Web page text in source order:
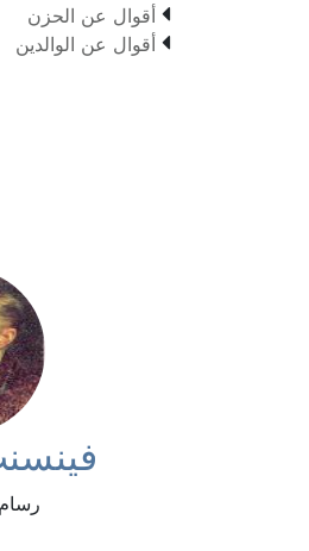
 أقوال عن الحزن
 أقوال عن الوالدين